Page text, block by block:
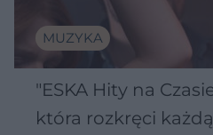
MUZYKA
"ESKA Hity na
która rozkręci